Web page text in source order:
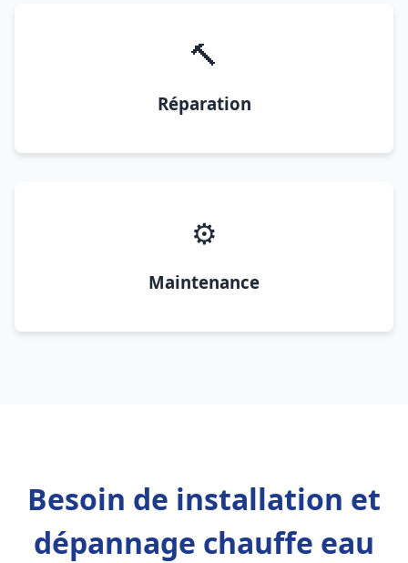
🔨
Réparation
⚙️
Maintenance
Besoin de installation et
dépannage chauffe eau